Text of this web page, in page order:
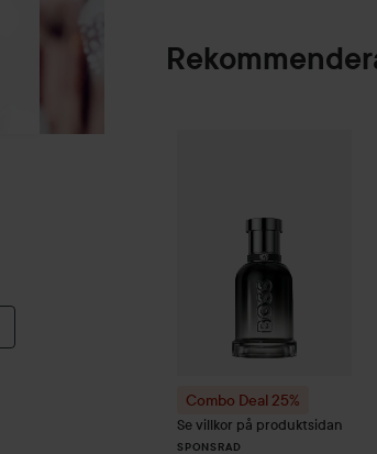
Combo Deal 25%
Se villkor på produktsidan
SPONSRAD